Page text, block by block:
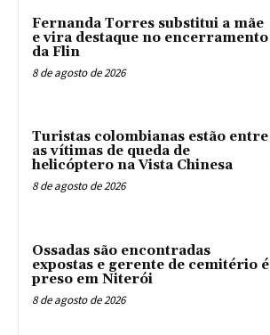
Fernanda Torres substitui a mãe
e vira destaque no encerramento
da Flin
8 de agosto de 2026
Turistas colombianas estão entre
as vítimas de queda de
helicóptero na Vista Chinesa
8 de agosto de 2026
Ossadas são encontradas
expostas e gerente de cemitério é
preso em Niterói
8 de agosto de 2026